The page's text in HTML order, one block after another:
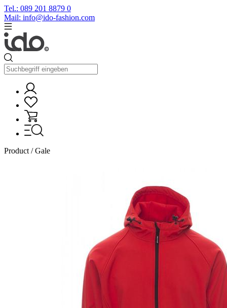
Tel.: 089 201 8879 0
Mail: info@ido-fashion.com
Product / Gale